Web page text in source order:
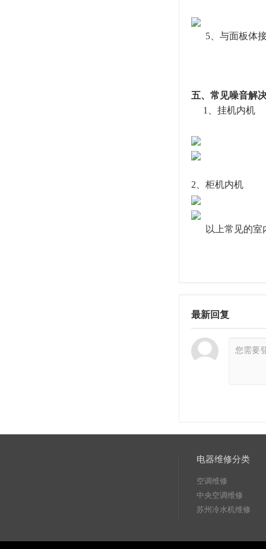
5、与面板体接
五、常见噪音解
1、挂机内机
2、柜机内机
以上常见的室
最新回复
电器维修分类
空调维修
中央空调维修
苏州冷水机维修